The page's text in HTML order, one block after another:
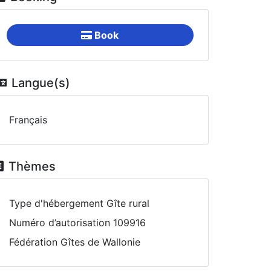
Book
Langue(s)
Français
Thèmes
Type d'hébergement Gîte rural
Numéro d’autorisation109916
Fédération Gîtes de Wallonie